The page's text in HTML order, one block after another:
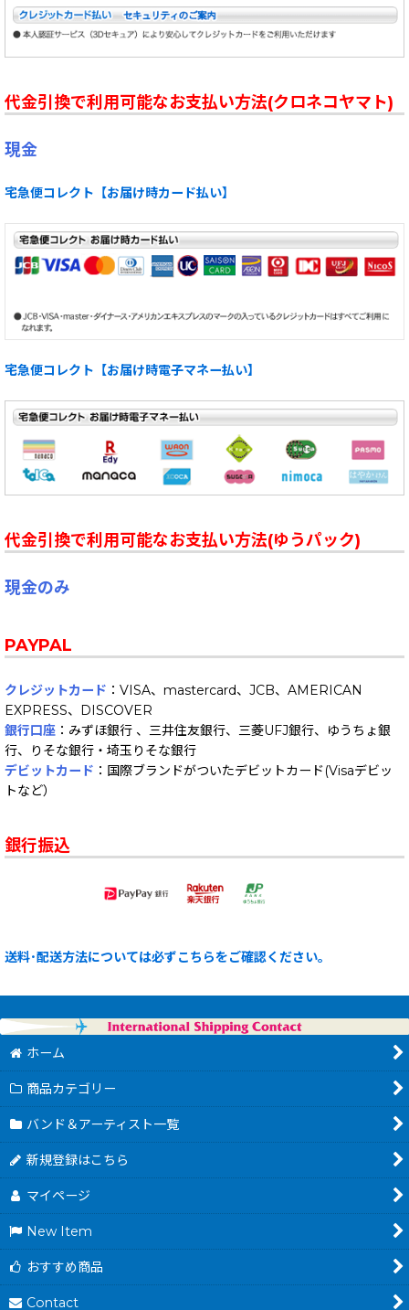
代金引換で利用可能なお支払い方法(クロネコヤマト)
現金
宅急便コレクト【お届け時カード払い】
宅急便コレクト【お届け時電子マネー払い】
代金引換で利用可能なお支払い方法(ゆうパック)
現金のみ
PAYPAL
クレジットカード ：VISA、mastercard、JCB、AMERICAN
EXPRESS、DISCOVER
銀行口座 ：みずほ銀行 、三井住友銀行、三菱UFJ銀行、ゆうちょ銀
行、りそな銀行・埼玉りそな銀行
デビットカード ：国際ブランドがついたデビットカード(Visaデビッ
トなど）
銀行振込
送料･配送方法については必ずこちらをご確認ください。
ホーム
商品カテゴリー
バンド＆アーティスト一覧
新規登録はこちら
マイページ
New Item
おすすめ商品
Contact